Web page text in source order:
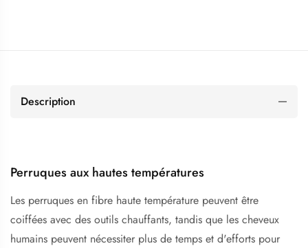
Description
Perruques aux hautes températures
Les perruques en fibre haute température peuvent être
coiffées avec des outils chauffants, tandis que les cheveux
humains peuvent nécessiter plus de temps et d'efforts pour